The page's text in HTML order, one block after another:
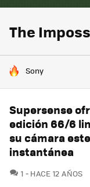
The
HOY SE HABLA DE
Sony
Supersense
edición 66/6
su cámara
instantánea
1 COMENTARIOS
HACE 12 AÑOS